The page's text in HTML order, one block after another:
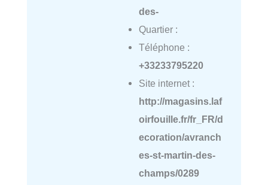
des-
Quartier :
Téléphone :
+33233795220
Site internet :
http://magasins.laf
oirfouille.fr/fr_FR/d
ecoration/avranch
es-st-martin-des-
champs/0289